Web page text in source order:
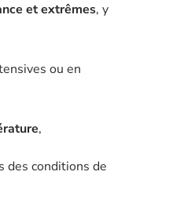
et extrêmes, y
ou en
,
des conditions de